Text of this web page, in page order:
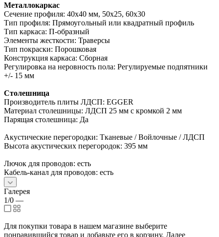
Металлокаркас
Сечение профиля: 40х40 мм, 50х25, 60х30
Тип профиля: Прямоугольный или квадратный профиль
Тип каркаса: П-образный
Элементы жесткости: Траверсы
Тип покраски: Порошковая
Конструкция каркаса: Сборная
Регулировка на неровность пола: Регулируемые подпятники
+/- 15 мм
Столешница
Производитель плиты ЛДСП: EGGER
Материал столешницы: ЛДСП 25 мм с кромкой 2 мм
Парящая столешница: Да
Акустические перегородки: Тканевые / Войлочные / ЛДСП
Высота акустических перегородок: 395 мм
Лючок для проводов: есть
Кабель-канал для проводов: есть
Галерея
1/0 —
Для покупки товара в нашем магазине выберите
понравившийся товар и добавьте его в корзину. Далее